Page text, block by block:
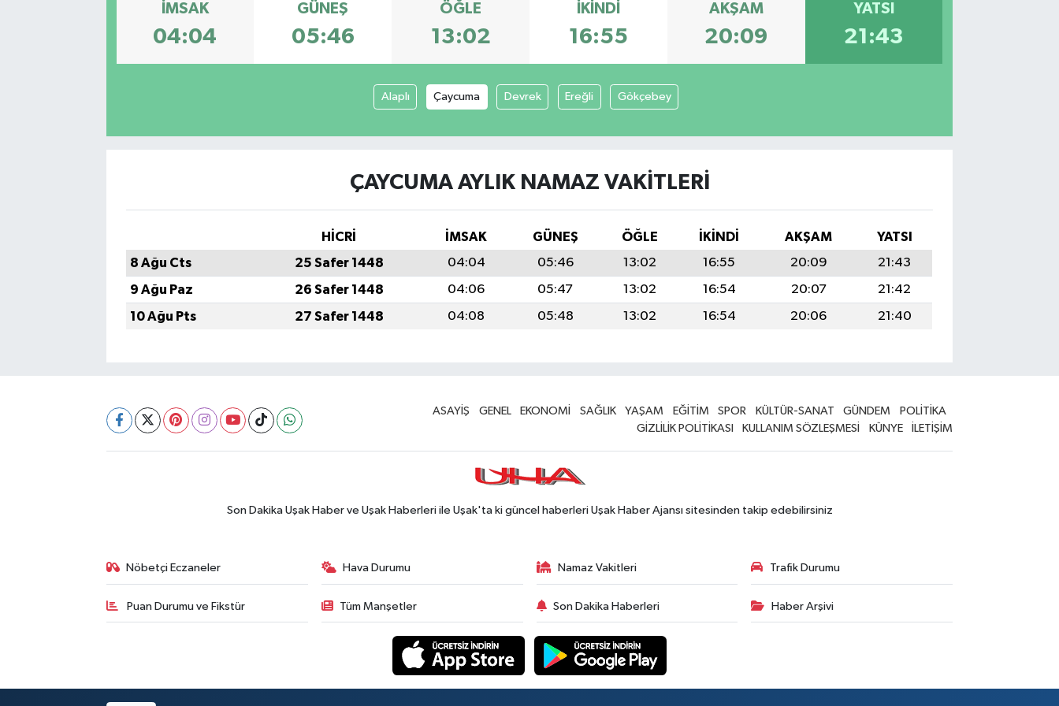
İMSAK
04:04
GÜNEŞ
05:46
ÖĞLE
13:02
İKINDI
16:55
AKŞAM
20:09
YATSI
21:43
Alaplı Çaycuma Devrek Ereğli Gökçebey
ÇAYCUMA AYLIK NAMAZ VAKITLERI
HİCRİ İMSAK GÜNEŞ ÖĞLE İKINDI AKŞAM
YATSI
8 Ağu Cts
25 Safer 1448 04:04 05:46 13:02 16:55 20:09
21:43
9 Ağu Paz
26 Safer 1448 04:06 05:47 13:02 16:54 20:07
21:42
10 Ağu Pts
27 Safer 1448 04:08 05:48 13:02 16:54 20:06 21:40
ASAYİŞ GENEL EKONOMİ SAĞLIK YAŞAM EĞİTİM SPOR KÜLTÜR-SANAT GÜNDEM
POLİTİKA
GİZLİLİK POLİTİKASI
KULLANIM SÖZLEŞMESİ KÜNYE İLETİŞİM
Son Dakika Uşak Haber ve Uşak Haberleri ile Uşak'ta ki güncel haberleri Uşak Haber Ajansı sitesinden takip edebilirsiniz
Nöbetçi Eczaneler Hava Durumu Namaz Vakitleri Trafik Durumu
Puan Durumu ve Fikstür Tüm Manşetler Son Dakika Haberleri Haber Arşivi